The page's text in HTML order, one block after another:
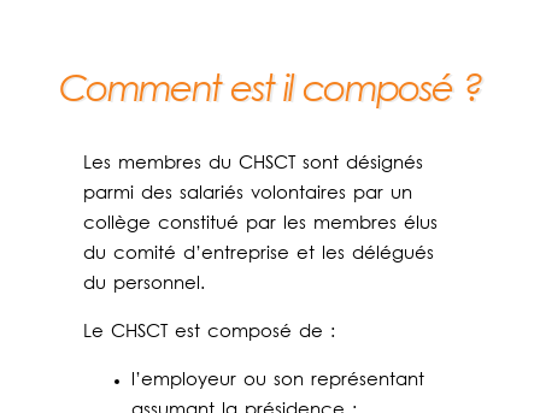
Comment est il composé ?
Les membres du CHSCT sont désignés
parmi des salariés volontaires par un
collège constitué par les membres élus
du comité d’entreprise et les délégués
du personnel.
Le CHSCT est composé de :
l’employeur ou son représentant